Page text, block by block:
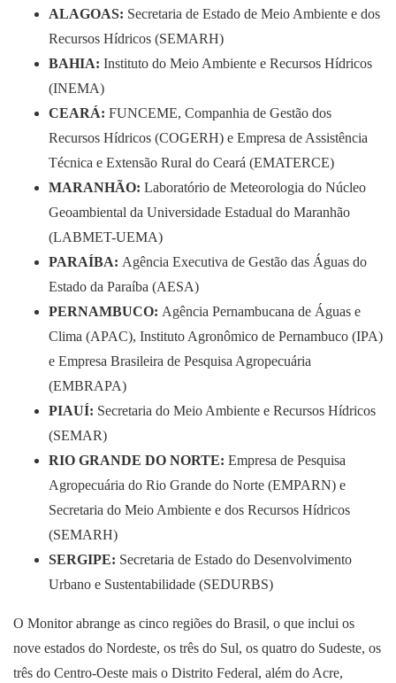
ALAGOAS: Secretaria de Estado de Meio Ambiente e dos
Recursos Hídricos (SEMARH)
BAHIA: Instituto do Meio Ambiente e Recursos Hídricos
(INEMA)
CEARÁ: FUNCEME, Companhia de Gestão dos
Recursos Hídricos (COGERH) e Empresa de Assistência
Técnica e Extensão Rural do Ceará (EMATERCE)
MARANHÃO: Laboratório de Meteorologia do Núcleo
Geoambiental da Universidade Estadual do Maranhão
(LABMET-UEMA)
PARAÍBA: Agência Executiva de Gestão das Águas do
Estado da Paraíba (AESA)
PERNAMBUCO: Agência Pernambucana de Águas e
Clima (APAC), Instituto Agronômico de Pernambuco (IPA)
e Empresa Brasileira de Pesquisa Agropecuária
(EMBRAPA)
PIAUÍ: Secretaria do Meio Ambiente e Recursos Hídricos
(SEMAR)
RIO GRANDE DO NORTE: Empresa de Pesquisa
Agropecuária do Rio Grande do Norte (EMPARN) e
Secretaria do Meio Ambiente e dos Recursos Hídricos
(SEMARH)
SERGIPE: Secretaria de Estado do Desenvolvimento
Urbano e Sustentabilidade (SEDURBS)
O Monitor abrange as cinco regiões do Brasil, o que inclui os
nove estados do Nordeste, os três do Sul, os quatro do Sudeste, os
três do Centro-Oeste mais o Distrito Federal, além do Acre,